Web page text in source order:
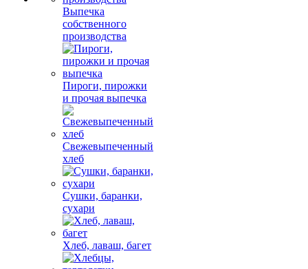
Выпечка
собственного
производства
Пироги, пирожки
и прочая выпечка
Свежевыпеченный
хлеб
Сушки, баранки,
сухари
Хлеб, лаваш, багет